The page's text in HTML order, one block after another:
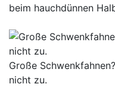
beim hauchdünnen
Große
nicht zu.